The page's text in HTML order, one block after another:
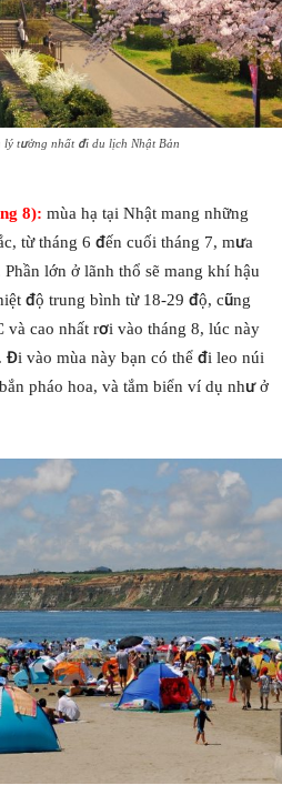
lý tưởng nhất đi du lịch Nhật Bản
8): mùa hạ tại Nhật mang những
từ tháng 6 đến cuối tháng 7, mưa
lớn ở lãnh thổ sẽ mang khí hậu
độ trung bình từ 18-29 độ, cũng
cao nhất rơi vào tháng 8, lúc này
vào mùa này bạn có thể đi leo núi
pháo hoa, và tắm biển ví dụ như ở